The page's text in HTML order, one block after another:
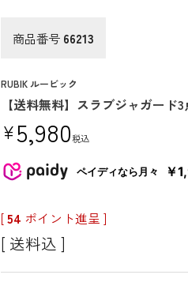
商品番号 66213
RUBIK ルービック
【送料無料】スラブジャガード
¥5,980税込
ペイディなら月々 ￥
[54 ポイント進呈 ]
送料込